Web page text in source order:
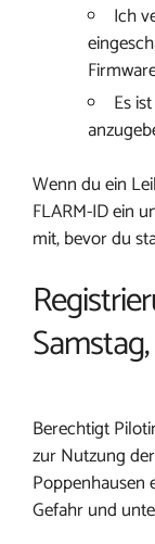
Ich
Es
Wenn du ein
FLARM-ID ein
mit, bevor du
Berechtigt
zur Nutzung
Poppenhausen
Gefahr und